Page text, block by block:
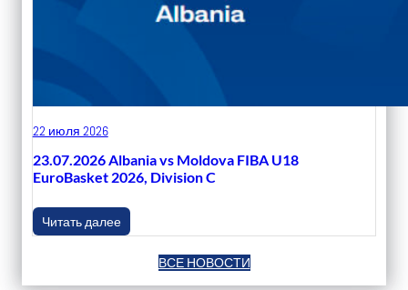
22 июля 2026
23.07.2026 Albania vs Moldova FIBA U18
EuroBasket 2026, Division C
Читать далее
ВСЕ НОВОСТИ